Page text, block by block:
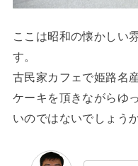
ここは昭和の懐かしい
す。
古民家カフェで姫路名
ケーキを頂きながらゆ
いのではないでしょうか